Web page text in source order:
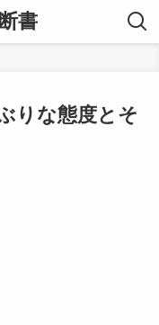
書
りな態度とそ